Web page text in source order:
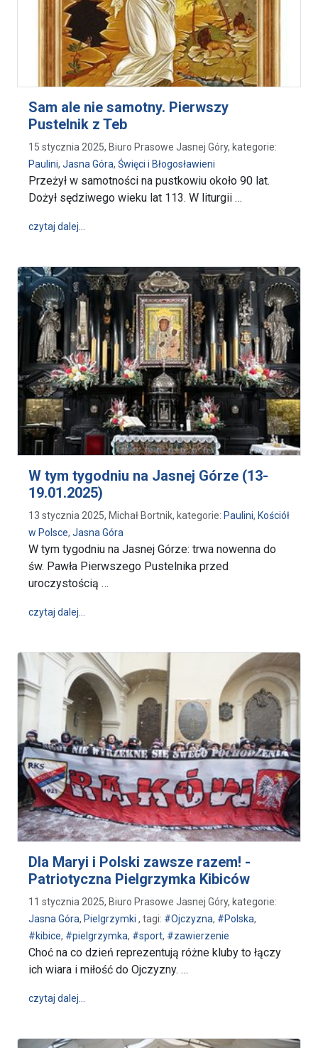
Sam ale nie samotny. Pierwszy
Pustelnik z Teb
15 stycznia 2025, Biuro Prasowe Jasnej Góry, kategorie:
Paulini, Jasna Góra, Święci i Błogosławieni
Przeżył w samotności na pustkowiu około 90 lat.
Dożył sędziwego wieku lat 113. W liturgii …
czytaj dalej…
W tym tygodniu na Jasnej Górze (13-
19.01.2025)
13 stycznia 2025, Michał Bortnik, kategorie: Paulini, Kościół
w Polsce, Jasna Góra
W tym tygodniu na Jasnej Górze: trwa nowenna do
św. Pawła Pierwszego Pustelnika przed
uroczystością …
czytaj dalej…
Dla Maryi i Polski zawsze razem! -
Patriotyczna Pielgrzymka Kibiców
11 stycznia 2025, Biuro Prasowe Jasnej Góry, kategorie:
Jasna Góra, Pielgrzymki , tagi: #Ojczyzna, #Polska,
#kibice, #pielgrzymka, #sport, #zawierzenie
Choć na co dzień reprezentują różne kluby to łączy
ich wiara i miłość do Ojczyzny. …
czytaj dalej…